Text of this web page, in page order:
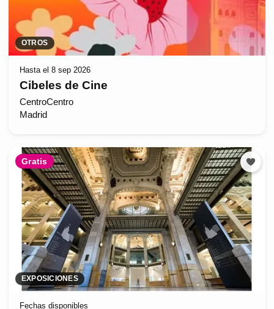
OTROS
Hasta el 8 sep 2026
Cibeles de Cine
CentroCentro
Madrid
Gratis
EXPOSICIONES
Fechas disponibles